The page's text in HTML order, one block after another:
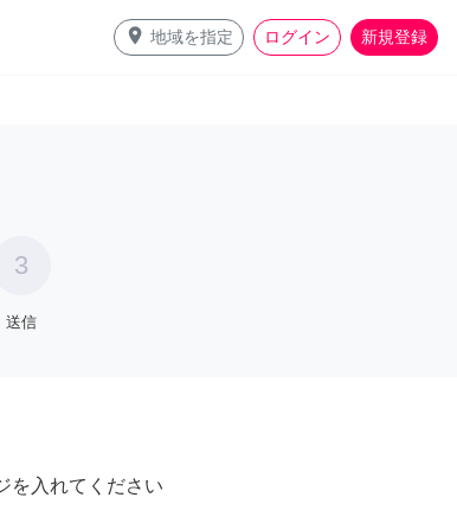
place 地域を指定 ログイン 新規登録
3
送信
を入れてください